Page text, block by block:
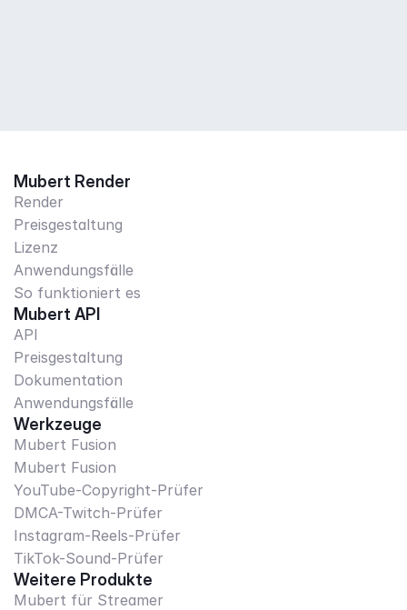
Mubert Render
Render
Preisgestaltung
Lizenz
Anwendungsfälle
So funktioniert es
Mubert API
API
Preisgestaltung
Dokumentation
Anwendungsfälle
Werkzeuge
Mubert Fusion
Mubert Fusion
YouTube-Copyright-Prüfer
DMCA-Twitch-Prüfer
Instagram-Reels-Prüfer
TikTok-Sound-Prüfer
Weitere Produkte
Mubert für Streamer